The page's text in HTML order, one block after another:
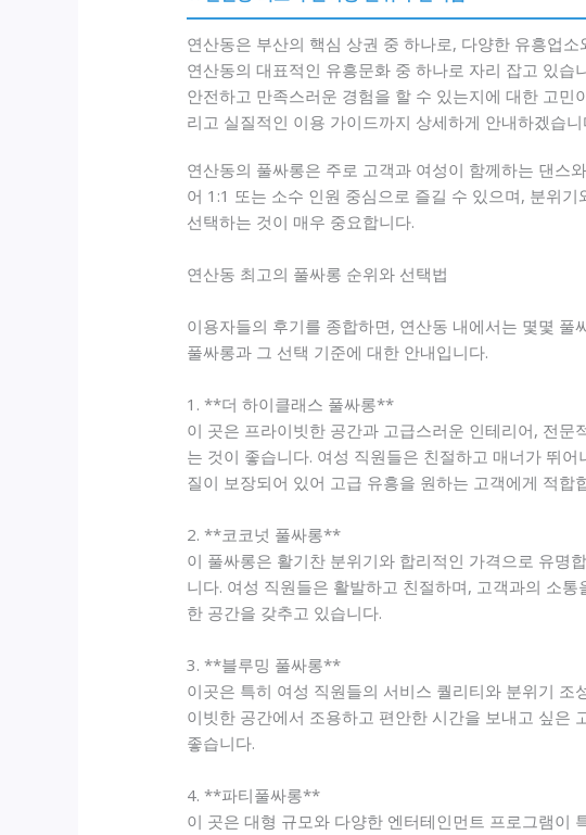
연산동은 부산의 핵심 상권 중 하나로, 다양한 유흥업
연산동의 대표적인 유흥문화 중 하나로 자리 잡고 있
안전하고 만족스러운 경험을 할 수 있는지에 대한 고
리고 실질적인 이용 가이드까지 상세하게 안내하겠습니
연산동의 풀싸롱은 주로 고객과 여성이 함께하는 댄스
어 1:1 또는 소수 인원 중심으로 즐길 수 있으며, 분위
선택하는 것이 매우 중요합니다.
연산동 최고의 풀싸롱 순위와 선택법
이용자들의 후기를 종합하면, 연산동 내에서는 몇몇
풀싸롱과 그 선택 기준에 대한 안내입니다.
1. **더 하이클래스 풀싸롱**
이 곳은 프라이빗한 공간과 고급스러운 인테리어, 전
는 것이 좋습니다. 여성 직원들은 친절하고 매너가 뛰
질이 보장되어 있어 고급 유흥을 원하는 고객에게 적합
2. **코코넛 풀싸롱**
이 풀싸롱은 활기찬 분위기와 합리적인 가격으로 유명
니다. 여성 직원들은 활발하고 친절하며, 고객과의 소
한 공간을 갖추고 있습니다.
3. **블루밍 풀싸롱**
이곳은 특히 여성 직원들의 서비스 퀄리티와 분위기
이빗한 공간에서 조용하고 편안한 시간을 보내고 싶은
좋습니다.
4. **파티풀싸롱**
이 곳은 대형 규모와 다양한 엔터테인먼트 프로그램이